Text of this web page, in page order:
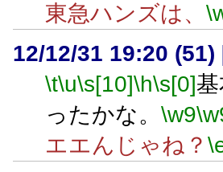
東急ハンズは、
12/12/31 19:20 (51)
\t\u\s[10]\h\s[0]
ったかな。 \w9
エエんじゃね？